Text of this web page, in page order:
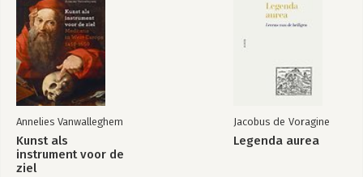
Annelies Vanwalleghem
Kunst als
instrument voor de
ziel
Jacobus de Voragine
Legenda aurea